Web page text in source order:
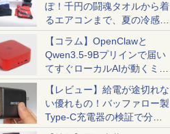
ぽ！千円の闘魂タオルから着
るエアコンまで、夏の冷感グ
ッズ一挙紹介
【コラム】OpenClawと
Qwen3.5-9Bプリインで届い
てすぐローカルAIが動くミニ
PC「SER9 Pro」
【レビュー】給電が途切れな
い優れもの！バッファロー製
Type-C充電器の検証で分か
ったこと